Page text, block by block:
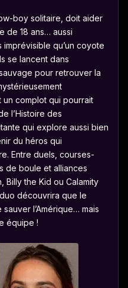
boy solitaire, doit aider
de 18 ans… aussi
imprévisible qu’un coyote
se lancent dans
pour retrouver la
complot qui pourrait
l’Histoire des
qui explore aussi bien
du héros qui
Entre duels, courses-
de boule et alliances
Billy the Kid ou Calamity
découvrira que le
l’Amérique… mais
équipe !